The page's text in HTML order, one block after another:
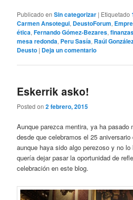
Publicado en Sin categorizar | Etiquetado
Carmen Ansotegui, DeustoForum,
ética,Fernando Gómez-Bezares,
mesa redonda, Peru Sasía, Raúl
Deusto | Deja un comentario
Eskerrik asko!
Posted on2 febrero, 2015
Aunque parezca mentira, ya ha pasado
desde que celebramos el 25
aunque haya sido algo perezoso y no
quería dejar pasar la oportunidad de
celebración en este blog.